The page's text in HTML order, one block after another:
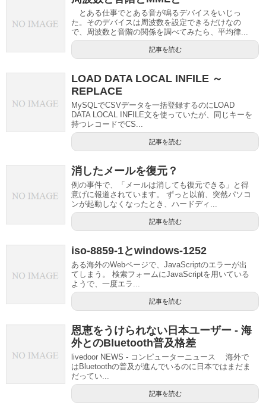
とある仕事でとある音が鳴るデバイスをいじっ
た。そのデバイスは周波数を設定できるだけなの
で、周波数と音階の関係を調べてみたら、平均律...
記事を読む
LOAD DATA LOCAL INFILE ～
REPLACE
MySQLでCSVデータを一括登録するのにLOAD
DATA LOCAL INFILE文を使っていたが、同じキーを
持つレコードでCS...
記事を読む
消したメールを復元？
例の事件で、「メールは消しても復元できる」と得
意げに報道されています。 ずっと以前、突然パソコ
ンが起動しなくなったとき、ハードディ...
記事を読む
iso-8859-1とwindows-1252
ある海外のWebページで、JavaScriptのエラーが出
てしまう。 検索フォームにJavaScriptを用いている
ようで、一度エラ...
記事を読む
恩恵をうけられない日本ユーザー - 海
外とのBluetooth普及格差
livedoor NEWS - コンピューターニュース 海外で
はBluetoothの普及が進んでいるのに日本ではまだま
だってい...
記事を読む